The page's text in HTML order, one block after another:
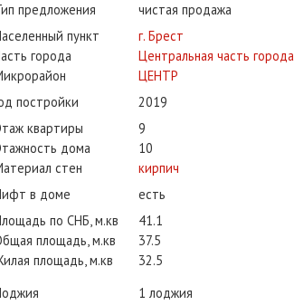
предложения
чистая продажа
пункт
г. Брест
города
Центральная часть города
ЦЕНТР
постройки
2019
квартиры
9
дома
10
стен
кирпич
в доме
есть
по СНБ, м.кв
41.1
площадь, м.кв
37.5
площадь, м.кв
32.5
1 лоджия